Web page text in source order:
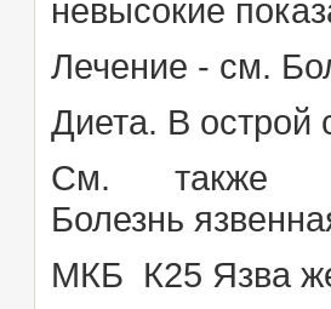
невысокие
Лечение - см.
Диета. В острой
См. также
Болезнь
МКБ К25 Язва